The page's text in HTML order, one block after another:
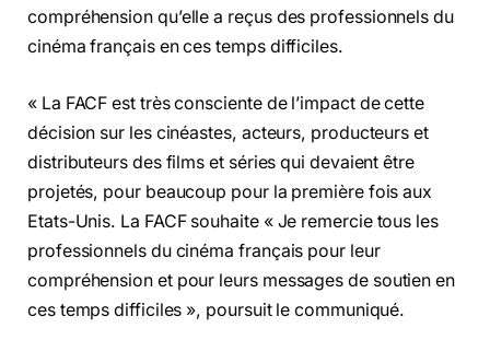
compréhension qu’elle a reçus des professionnels du
cinéma français en ces temps difficiles.
« La FACF est très consciente de l’impact de cette
décision sur les cinéastes, acteurs, producteurs et
distributeurs des films et séries qui devaient être
projetés, pour beaucoup pour la première fois aux
Etats-Unis. La FACF souhaite « Je remercie tous les
professionnels du cinéma français pour leur
compréhension et pour leurs messages de soutien en
ces temps difficiles », poursuit le communiqué.